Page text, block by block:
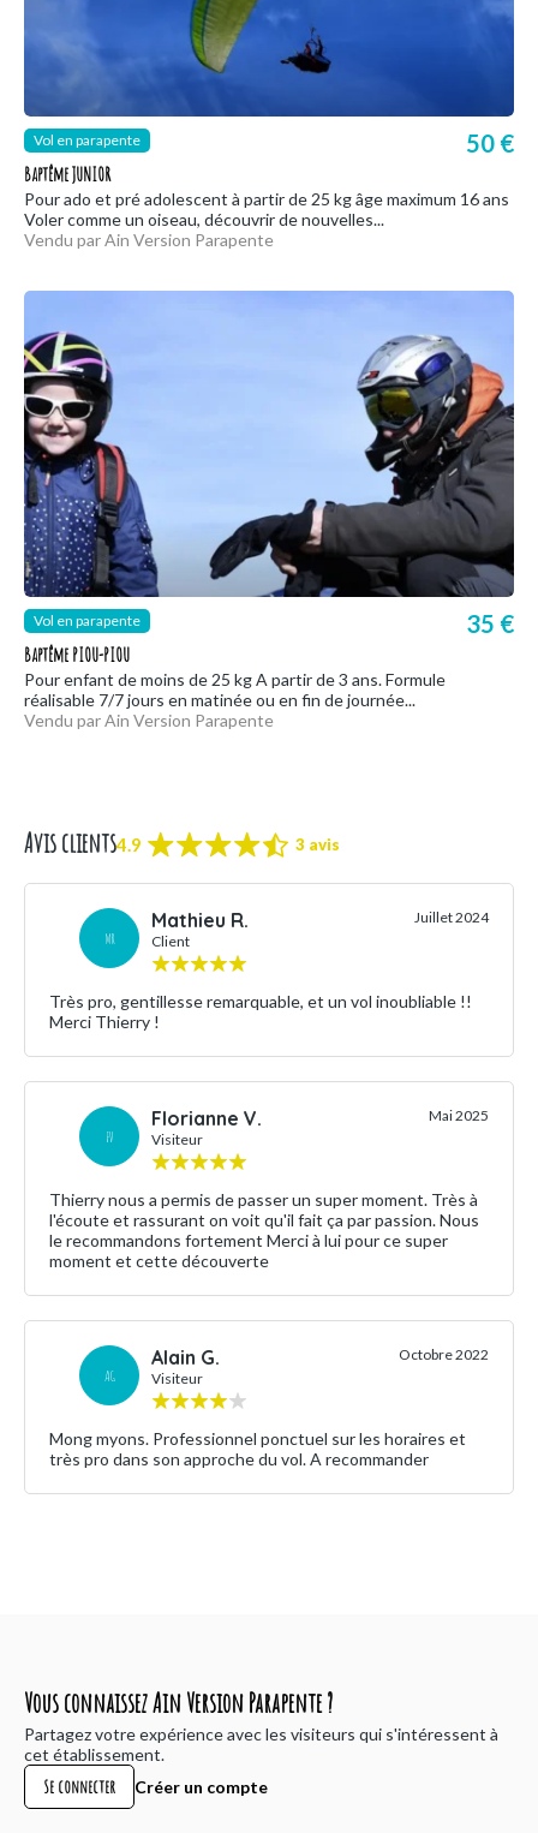
Vol en parapente
Baptême JUNIOR
50 €
Pour ado et pré adolescent à partir de 25 kg âge maximum 16 ans
Voler comme un oiseau, découvrir de nouvelles...
Vendu par Ain Version Parapente
Vol en parapente
Baptême PIOU-PIOU
35 €
Pour enfant de moins de 25 kg A partir de 3 ans. Formule
réalisable 7/7 jours en matinée ou en fin de journée...
Vendu par Ain Version Parapente
Avis clients4.9 3 avis
MR
Mathieu R.
Client
Juillet 2024
Très pro, gentillesse remarquable, et un vol inoubliable !!
Merci Thierry !
FV
Florianne V.
Visiteur
Mai 2025
Thierry nous a permis de passer un super moment. Très à
l'écoute et rassurant on voit qu'il fait ça par passion. Nous
le recommandons fortement Merci à lui pour ce super
moment et cette découverte
AG
Alain G.
Visiteur
Octobre 2022
Mong myons. Professionnel ponctuel sur les horaires et
très pro dans son approche du vol. A recommander
Vous connaissez Ain Version Parapente ?
Partagez votre expérience avec les visiteurs qui s'intéressent à
cet établissement.
Se connecter Créer un compte